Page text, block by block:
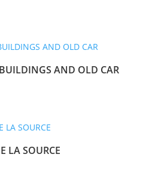
AND OLD CAR
LA SOURCE